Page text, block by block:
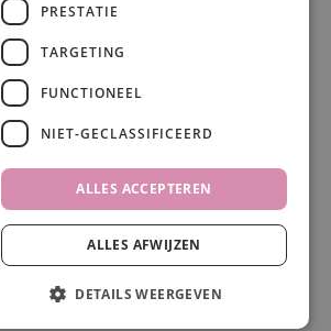
PRESTATIE
TARGETING
FUNCTIONEEL
NIET-GECLASSIFICEERD
ALLES ACCEPTEREN
ALLES AFWIJZEN
DETAILS WEERGEVEN